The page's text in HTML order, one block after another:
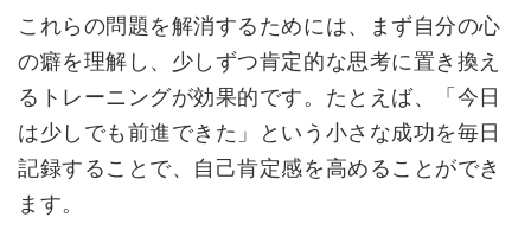
これらの問題を解消するためには、まず自分の心
の癖を理解し、少しずつ肯定的な思考に置き換え
るトレーニングが効果的です。たとえば、「今日
は少しでも前進できた」という小さな成功を毎日
記録することで、自己肯定感を高めることができ
ます。